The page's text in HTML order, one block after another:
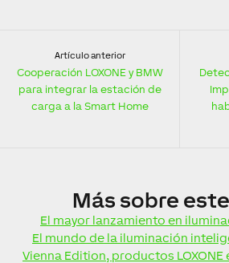
Artículo anterior
Cooperación LOXONE y BMW
para integrar la estación de
carga a la Smart Home
Más sobre
El mayor lanzamiento en
El mundo de la iluminación
Vienna Edition, productos